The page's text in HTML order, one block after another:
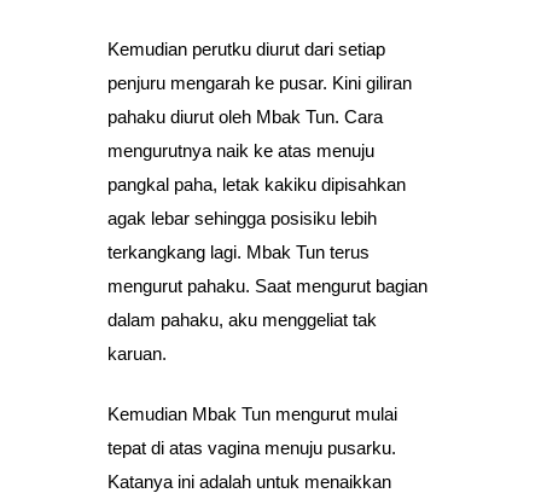
Kemudian perutku diurut dari setiap
penjuru mengarah ke pusar. Kini giliran
pahaku diurut oleh Mbak Tun. Cara
mengurutnya naik ke atas menuju
pangkal paha, letak kakiku dipisahkan
agak lebar sehingga posisiku lebih
terkangkang lagi. Mbak Tun terus
mengurut pahaku. Saat mengurut bagian
dalam pahaku, aku menggeliat tak
karuan.
Kemudian Mbak Tun mengurut mulai
tepat di atas vagina menuju pusarku.
Katanya ini adalah untuk menaikkan